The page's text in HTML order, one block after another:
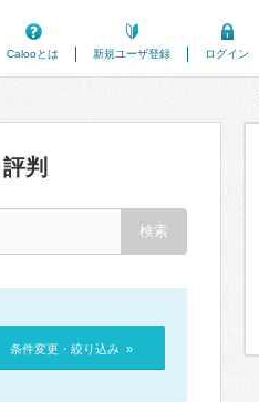
Calooとは
新規ユーザ登録 ログイン
判
条件変更・絞り込み »